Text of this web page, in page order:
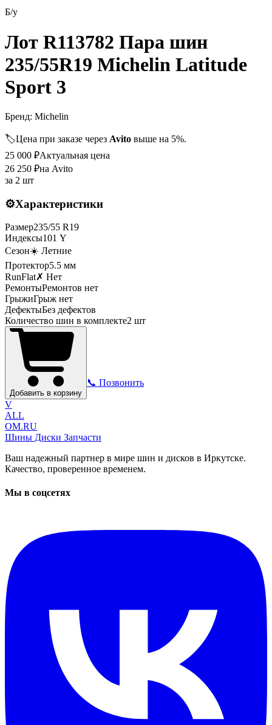
Б/у
Лот R113782 Пара шин
235/55R19 Michelin Latitude
Sport 3
Бренд: Michelin
🏷️Цена при заказе через Avito выше на 5%.
25 000 ₽Актуальная цена
26 250 ₽на Avito
за 2 шт
⚙️Характеристики
Размер235/55 R19
Индексы101 Y
Сезон☀️ Летние
Протектор5.5 мм
RunFlat✗ Нет
РемонтыРемонтов нет
ГрыжиГрыж нет
ДефектыБез дефектов
Количество шин в комплекте2 шт
Добавить в корзину
📞 Позвонить
V
ALL
OM.RU
Шины Диски Запчасти
Ваш надежный партнер в мире шин и дисков в Иркутске.
Качество, проверенное временем.
Мы в соцсетях